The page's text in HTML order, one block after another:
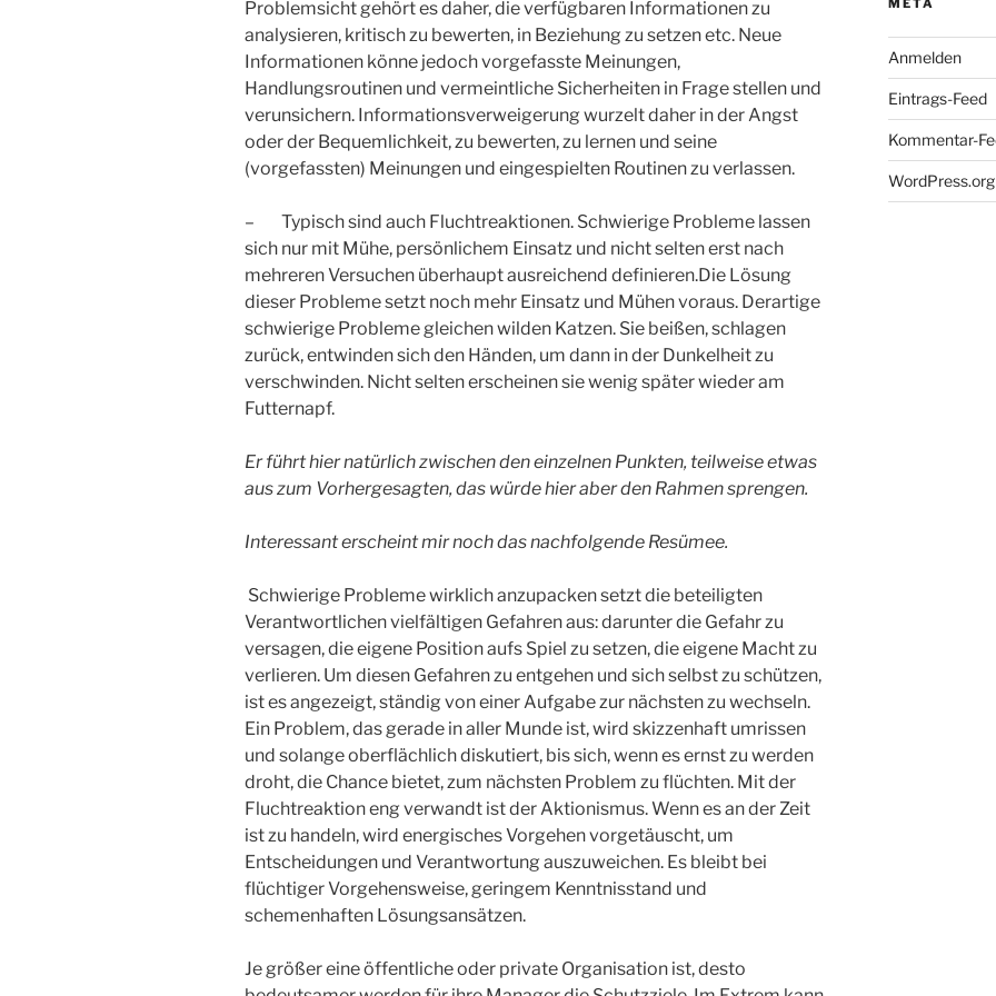
Problemsicht gehört es daher, die verfügbaren Informationen zu
analysieren, kritisch zu bewerten, in Beziehung zu setzen etc. Neue
Informationen könne jedoch vorgefasste Meinungen,
Handlungsroutinen und vermeintliche Sicherheiten in Frage stellen und
verunsichern. Informationsverweigerung wurzelt daher in der Angst
oder der Bequemlichkeit, zu bewerten, zu lernen und seine
(vorgefassten) Meinungen und eingespielten Routinen zu verlassen.
– Typisch sind auch Fluchtreaktionen. Schwierige Probleme lassen
sich nur mit Mühe, persönlichem Einsatz und nicht selten erst nach
mehreren Versuchen überhaupt ausreichend definieren.Die Lösung
dieser Probleme setzt noch mehr Einsatz und Mühen voraus. Derartige
schwierige Probleme gleichen wilden Katzen. Sie beißen, schlagen
zurück, entwinden sich den Händen, um dann in der Dunkelheit zu
verschwinden. Nicht selten erscheinen sie wenig später wieder am
Futternapf.
Er führt hier natürlich zwischen den einzelnen Punkten, teilweise etwas
aus zum Vorhergesagten, das würde hier aber den Rahmen sprengen.
Interessant erscheint mir noch das nachfolgende Resümee.
Schwierige Probleme wirklich anzupacken setzt die beteiligten
Verantwortlichen vielfältigen Gefahren aus: darunter die Gefahr zu
versagen, die eigene Position aufs Spiel zu setzen, die eigene Macht zu
verlieren. Um diesen Gefahren zu entgehen und sich selbst zu schützen,
ist es angezeigt, ständig von einer Aufgabe zur nächsten zu wechseln.
Ein Problem, das gerade in aller Munde ist, wird skizzenhaft umrissen
und solange oberflächlich diskutiert, bis sich, wenn es ernst zu werden
droht, die Chance bietet, zum nächsten Problem zu flüchten. Mit der
Fluchtreaktion eng verwandt ist der Aktionismus. Wenn es an der Zeit
ist zu handeln, wird energisches Vorgehen vorgetäuscht, um
Entscheidungen und Verantwortung auszuweichen. Es bleibt bei
flüchtiger Vorgehensweise, geringem Kenntnisstand und
schemenhaften Lösungsansätzen.
Je größer eine öffentliche oder private Organisation ist, desto
META
Anmelden
Eintrags-Feed
Kommentar-
WordPress.org